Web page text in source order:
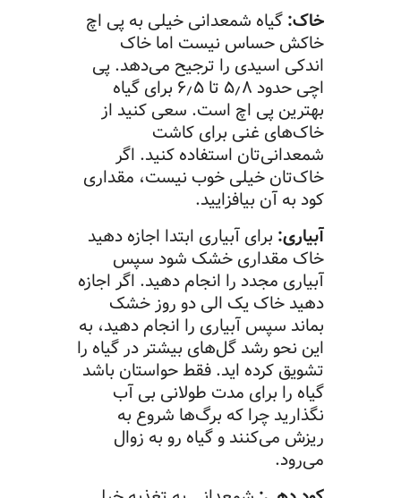
خاک:گیاه شمعدانی خیلی به پی اچ
خاکش حساس نیست اما خاک
اندکی اسیدی را ترجیح می‌دهد. پی
اچی حدود ۵٫۸ تا ۶٫۵ برای گیاه
بهترین پی اچ است. سعی کنید از
خاک‌های غنی برای کاشت
شمعدانی‌تان استفاده کنید. اگر
خاک‌تان خیلی خوب نیست، مقداری
کود به آن بیافزایید.
آبیاری: برای آبیاری ابتدا اجازه دهید
خاک مقداری خشک شود سپس
آبیاری مجدد را انجام دهید. اگر اجازه
دهید خاک یک الی دو روز خشک
بماند سپس آبیاری را انجام دهید، به
این نحو رشد گل‌های بیشتر در گیاه را
تشویق کرده اید. فقط حواستان باشد
گیاه را برای مدت طولانی بی آب
نگذارید چرا که برگ‌ها شروع به
ریزش می‌کنند و گیاه رو به زوال
می‌رود.